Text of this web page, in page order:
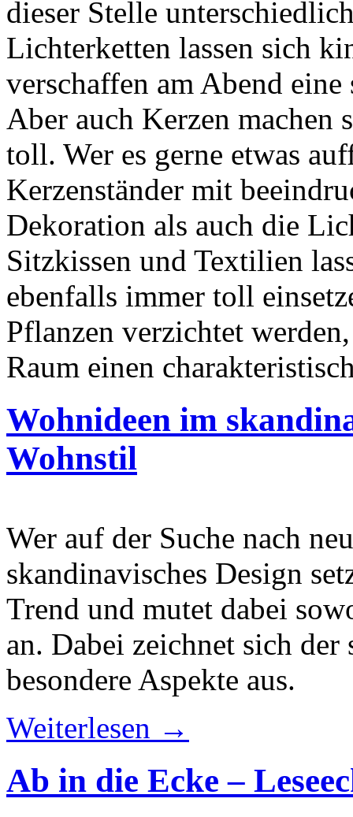
dieser Stelle
Lichterketten lassen sich
verschaffen am Abend
Aber auch Kerzen machen
toll. Wer es gerne etwas
Kerzenständer mit
Dekoration als auch die
Sitzkissen und Textilien
ebenfalls immer toll
Pflanzen verzichtet
Raum einen
Wohnideen im
Wohnstil
Wer auf der Suche nach
skandinavisches Design
Trend und mutet dabei
an. Dabei zeichnet sich
besondere Aspekte aus.
Weiterlesen →
Ab in die Ecke –